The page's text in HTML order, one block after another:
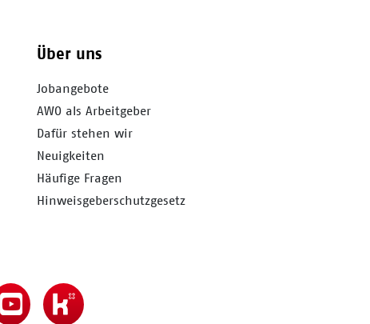
Über uns
Jobangebote
AWO als Arbeitgeber
Dafür stehen wir
Neuigkeiten
Häufige Fragen
Hinweisgeberschutzgesetz